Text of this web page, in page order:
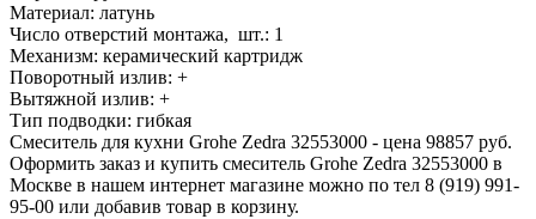
Материал: латунь
Число отверстий монтажа, шт.: 1
Механизм: керамический картридж
Поворотный излив: +
Вытяжной излив: +
Тип подводки: гибкая
Смеситель для кухни Grohe Zedra 32553000 - цена 98857 руб.
Оформить заказ и купить смеситель Grohe Zedra 32553000 в
Москве в нашем интернет магазине можно по тел 8 (919) 991-
95-00 или добавив товар в корзину.